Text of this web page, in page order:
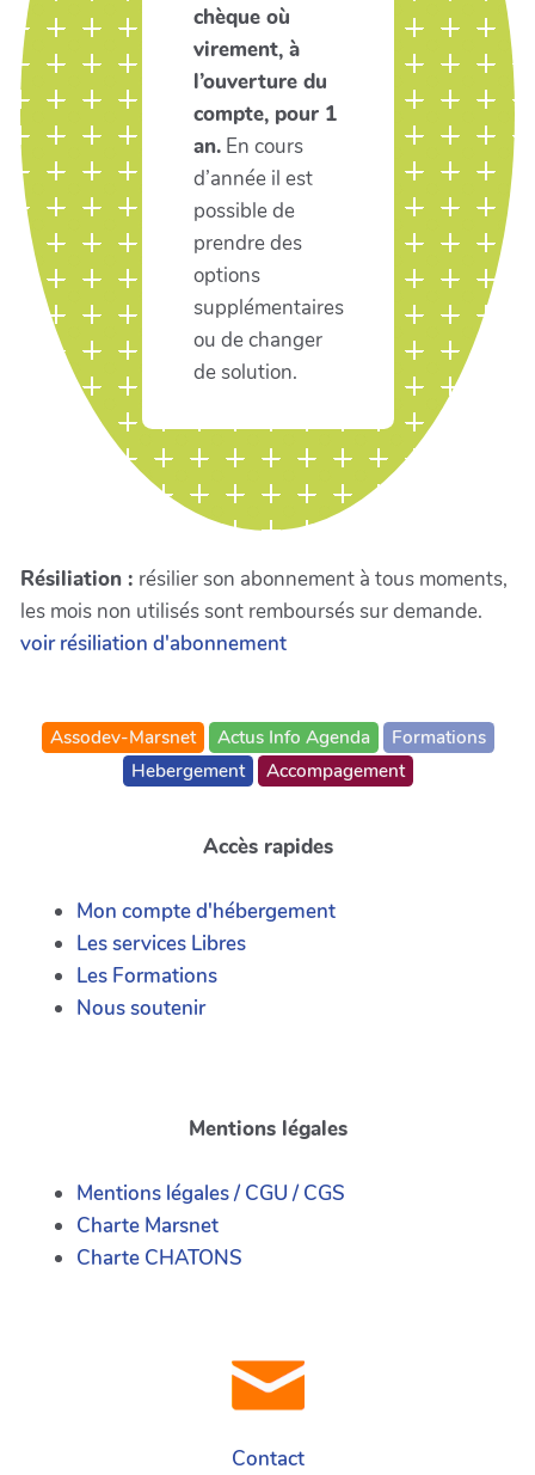
chèque où
virement, à
l’ouverture du
compte, pour 1
an.En cours
d’année il est
possible de
prendre des
options
supplémentaires
ou de changer
de solution.
Résiliation : résilier son abonnement à tous moments,
les mois non utilisés sont remboursés sur demande.
voir résiliation d'abonnement
Assodev-Marsnet Actus Info Agenda
Formations
Hebergement
Accompagement
Accès rapides
Mon compte d'hébergement
Les services Libres
Les Formations
Nous soutenir
Mentions légales
Mentions légales / CGU / CGS
Charte Marsnet
Charte CHATONS
Contact